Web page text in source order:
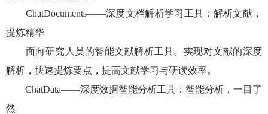
ChatDocuments——深度文档解析学习工具：解析文献，
提炼精华
面向研究人员的智能文献解析工具。实现对文献的深度
解析，快速提炼要点，提高文献学习与研读效率。
ChatData——深度数据智能分析工具：智能分析，一目了
然